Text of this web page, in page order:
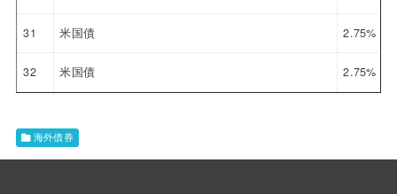
31 米国債 2.75%
32 米国債 2.75%
海外債券